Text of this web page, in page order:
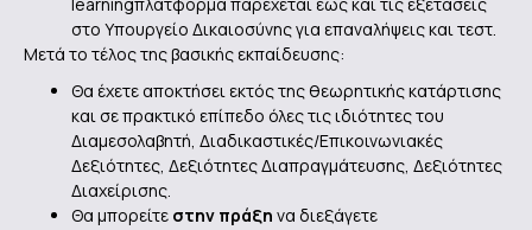
learningπλατφόρμα παρέχεται έως και τις εξετάσεις
στο Υπουργείο Δικαιοσύνης για επαναλήψεις και τεστ.
Μετά το τέλος της βασικής εκπαίδευσης:
Θα έχετε αποκτήσει εκτός της θεωρητικής κατάρτισης
και σε πρακτικό επίπεδο όλες τις ιδιότητες του
Διαμεσολαβητή, Διαδικαστικές/Επικοινωνιακές
Δεξιότητες, Δεξιότητες Διαπραγμάτευσης, Δεξιότητες
Διαχείρισης.
Θα μπορείτε στην πράξη να διεξάγετε